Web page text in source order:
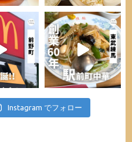
Instagram でフォロー